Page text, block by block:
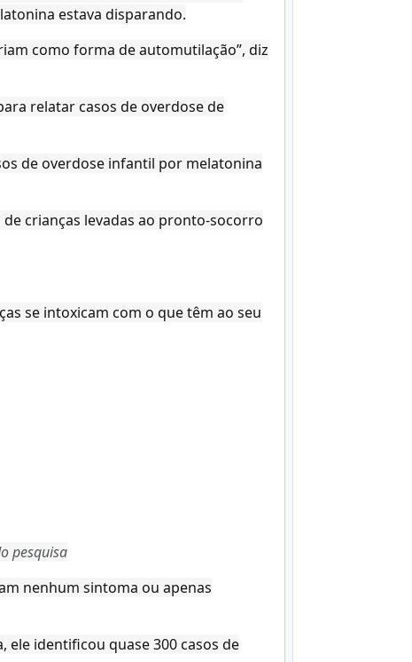
estava disparando.
como forma de automutilação”, diz
relatar casos de overdose de
de overdose infantil por melatonina
crianças levadas ao pronto-socorro
se intoxicam com o que têm ao seu
pesquisa
nenhum sintoma ou apenas
ele identificou quase 300 casos de